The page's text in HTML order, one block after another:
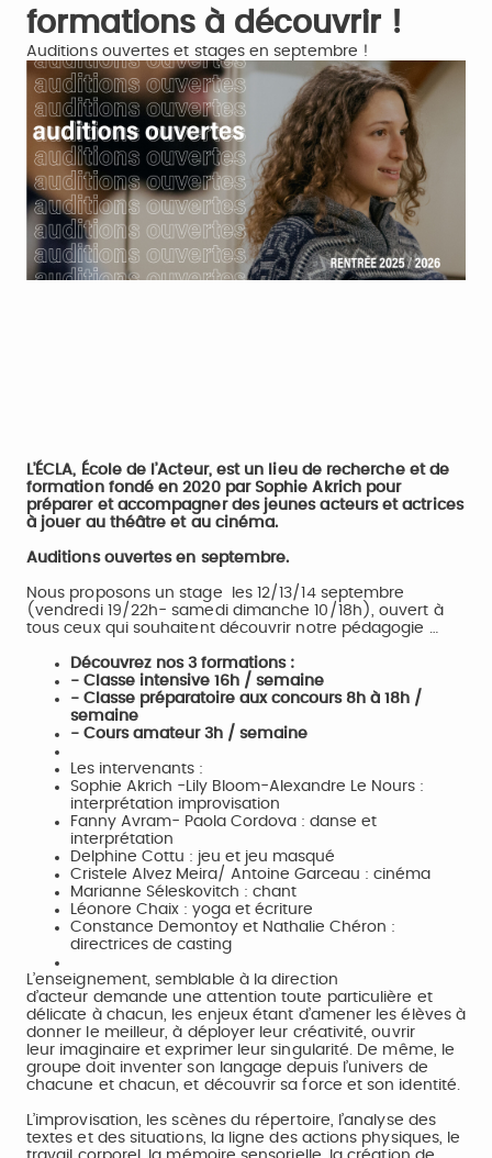
formations à découvrir !
Auditions ouvertes et stages en septembre !
L’ÉCLA, École de l’Acteur, est un lieu de recherche et de
formation fondé en 2020 par Sophie Akrich pour
préparer et accompagner des jeunes acteurs et actrices
à jouer au théâtre et au cinéma.
Auditions ouvertes en septembre.
Nous proposons un stage les 12/13/14 septembre
(vendredi 19/22h- samedi dimanche 10/18h), ouvert à
tous ceux qui souhaitent découvrir notre pédagogie …
Découvrez nos 3 formations :
- Classe intensive 16h / semaine
- Classe préparatoire aux concours 8h à 18h /
semaine
- Cours amateur 3h / semaine
Les intervenants :
Sophie Akrich -Lily Bloom-Alexandre Le Nours :
interprétation improvisation
Fanny Avram- Paola Cordova : danse et
interprétation
Delphine Cottu : jeu et jeu masqué
Cristele Alvez Meira/ Antoine Garceau : cinéma
Marianne Séleskovitch : chant
Léonore Chaix : yoga et écriture
Constance Demontoy et Nathalie Chéron :
directrices de casting
L’enseignement, semblable à la direction
d’acteur demande une attention toute particulière et
délicate à chacun, les enjeux étant d’amener les élèves à
donner le meilleur, à déployer leur créativité, ouvrir
leur imaginaire et exprimer leur singularité. De même, le
groupe doit inventer son langage depuis l’univers de
chacune et chacun, et découvrir sa force et son identité.
L’improvisation, les scènes du répertoire, l’analyse des
textes et des situations, la ligne des actions physiques, le